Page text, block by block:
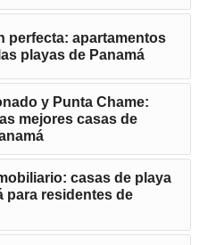
perfecta: apartamentos
playas de Panamá
y Punta Chame:
mejores casas de
casas de playa
para residentes de